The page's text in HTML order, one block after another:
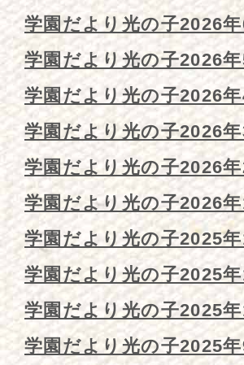
学園だより光の子2026
学園だより光の子2026
学園だより光の子2026
学園だより光の子2026
学園だより光の子2026
学園だより光の子2026
学園だより光の子2025
学園だより光の子2025
学園だより光の子2025
学園だより光の子2025